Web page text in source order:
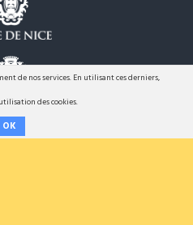
de nos services. En utilisant ces derniers,
des cookies.
OK